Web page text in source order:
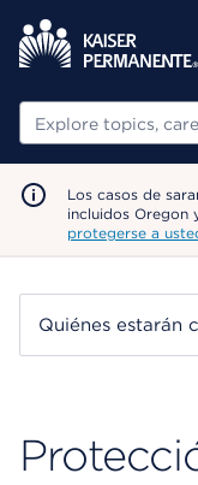
Buscar
Los casos de
incluidos Oregon
protegerse a
Quiénes estarán